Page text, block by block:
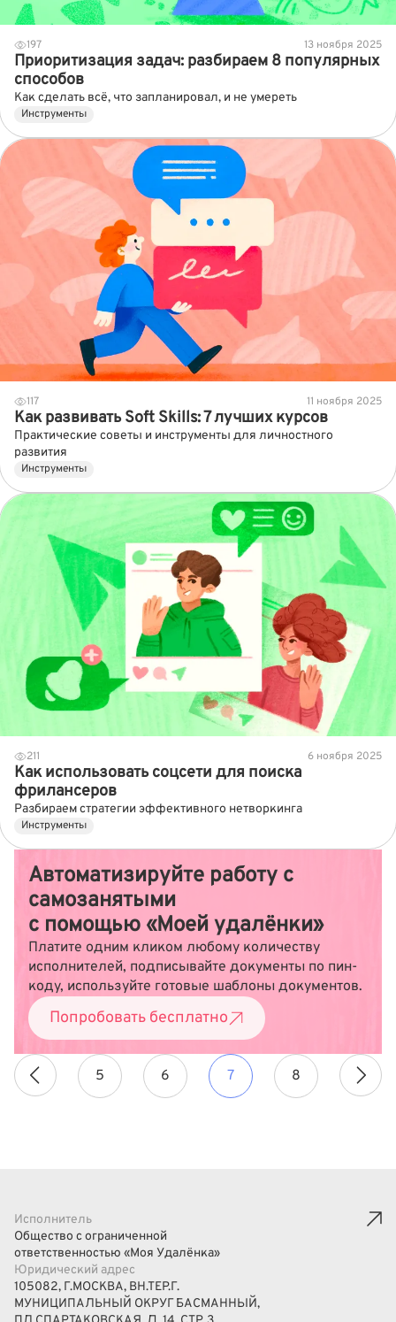
197 13 ноября 2025
Приоритизация задач: разбираем 8 популярных
способов
Как сделать всё, что запланировал, и не умереть
Инструменты
117 11 ноября 2025
Как развивать Soft Skills: 7 лучших курсов
Практические советы и инструменты для личностного
развития
Инструменты
211 6 ноября 2025
Как использовать соцсети для поиска
фрилансеров
Разбираем стратегии эффективного нетворкинга
Инструменты
Автоматизируйте работу с
самозанятыми
с помощью «Моей удалёнки»
Платите одним кликом любому количеству
исполнителей, подписывайте документы по пин-
коду, используйте готовые шаблоны документов.
Попробовать бесплатно
5 6 7 8
Исполнитель
Общество с ограниченной
ответственностью «Моя Удалёнка»
Юридический адрес
105082, Г.МОСКВА, ВН.ТЕР.Г.
МУНИЦИПАЛЬНЫЙ ОКРУГ БАСМАННЫЙ,